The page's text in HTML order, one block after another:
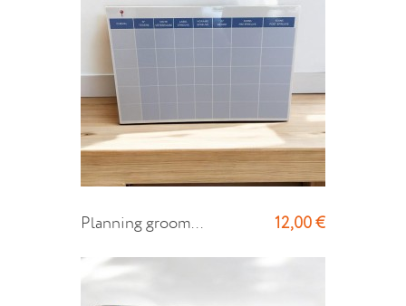
Planning groom... 12,00 €